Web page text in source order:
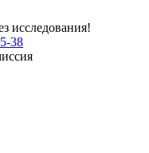
исследования!
38